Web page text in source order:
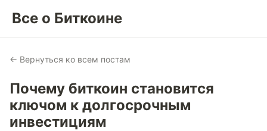
Все о Биткоине
← Вернуться ко всем постам
Почему биткоин становится
ключом к долгосрочным
инвестициям